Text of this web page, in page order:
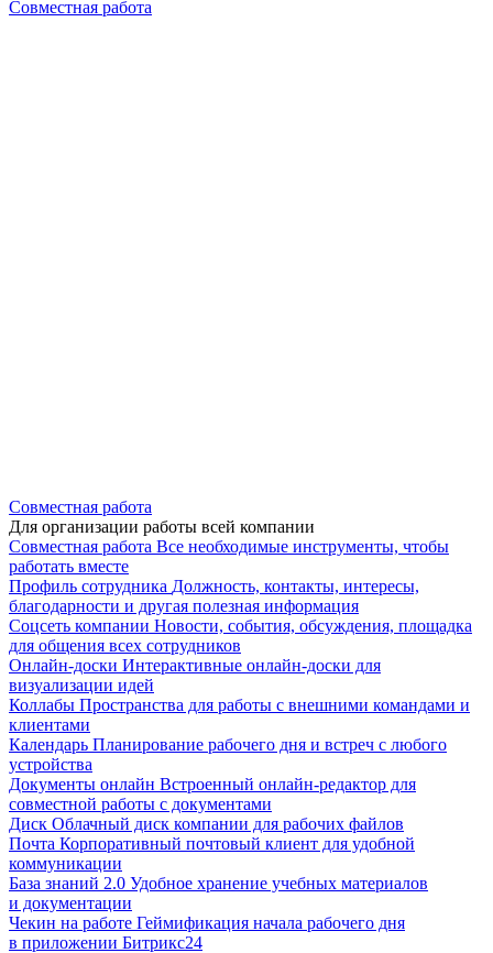
Совместная работа
Совместная работа
Для организации работы всей компании
Совместная работа Все необходимые инструменты, чтобы
работать вместе
Профиль сотрудника Должность, контакты, интересы,
благодарности и другая полезная информация
Соцсеть компании Новости, события, обсуждения, площадка
для общения всех сотрудников
Онлайн-доски Интерактивные онлайн-доски для
визуализации идей
Коллабы Пространства для работы с внешними командами и
клиентами
Календарь Планирование рабочего дня и встреч с любого
устройства
Документы онлайн Встроенный онлайн-редактор для
совместной работы с документами
Диск Облачный диск компании для рабочих файлов
Почта Корпоративный почтовый клиент для удобной
коммуникации
База знаний 2.0 Удобное хранение учебных материалов
и документации
Чекин на работе Геймификация начала рабочего дня
в приложении Битрикс24